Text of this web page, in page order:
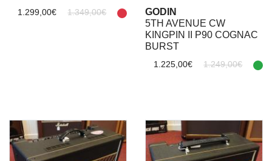
1.299,00€ 1.349,00€
GODIN
5TH AVENUE CW
KINGPIN II P90 COGNAC
BURST
1.225,00€ 1.249,00€